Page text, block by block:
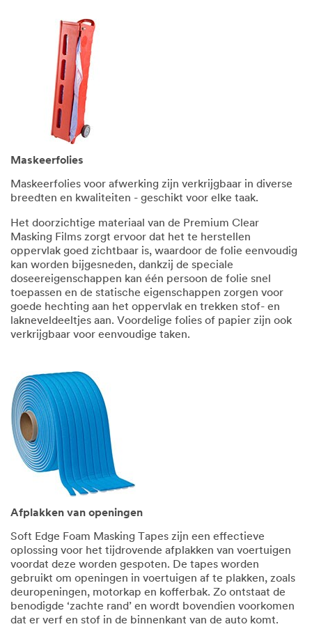
Maskeerfolies
Maskeerfolies voor afwerking zijn verkrijgbaar in diverse
breedten en kwaliteiten - geschikt voor elke taak.
Het doorzichtige materiaal van de Premium Clear
Masking Films zorgt ervoor dat het te herstellen
oppervlak goed zichtbaar is, waardoor de folie eenvoudig
kan worden bijgesneden, dankzij de speciale
doseereigenschappen kan één persoon de folie snel
toepassen en de statische eigenschappen zorgen voor
goede hechting aan het oppervlak en trekken stof- en
lakneveldeeltjes aan. Voordelige folies of papier zijn ook
verkrijgbaar voor eenvoudige taken.
Afplakken van openingen
Soft Edge Foam Masking Tapes zijn een effectieve
oplossing voor het tijdrovende afplakken van voertuigen
voordat deze worden gespoten. De tapes worden
gebruikt om openingen in voertuigen af te plakken, zoals
deuropeningen, motorkap en kofferbak. Zo ontstaat de
benodigde ‘zachte rand’ en wordt bovendien voorkomen
dat er verf en stof in de binnenkant van de auto komt.